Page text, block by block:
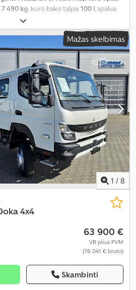
7 490 kg , kuro bako talpa:100 l , spalva:
, pavarų skaičius:
skaičius:3, Gamybos metai:2025,
Tachografas, borto kompiuteris,
oro kondicionavimas, oro
trauki kontrolė, vairo stiprintuvas,
Mažas skelbimas
1 / 8
4x4
63 900 €
VB plius PVM
(76 041 € bruto)
Skambinti